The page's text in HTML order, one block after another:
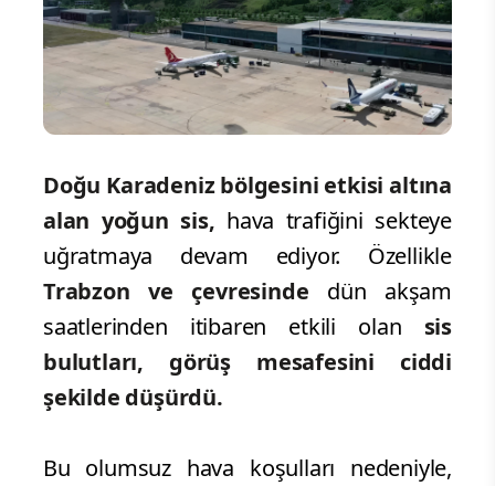
Doğu Karadeniz bölgesini etkisi altına
alan yoğun sis, hava trafiğini sekteye
uğratmaya devam ediyor. Özellikle
Trabzon ve çevresinde dün akşam
saatlerinden itibaren etkili olan sis
bulutları, görüş mesafesini ciddi
şekilde düşürdü.
Bu olumsuz hava koşulları nedeniyle,